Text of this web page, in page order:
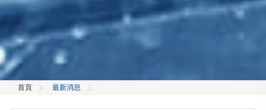
首頁 最新消息